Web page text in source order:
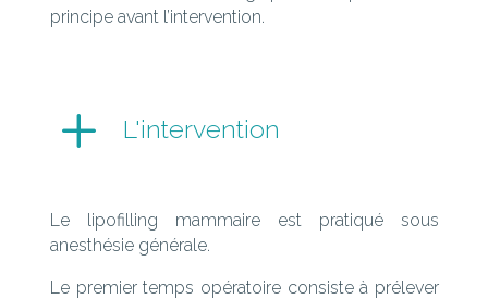
principe avant l’intervention.
L L'intervention
Le lipofilling mammaire est pratiqué sous
anesthésie générale.
Le premier temps opératoire consiste à prélever